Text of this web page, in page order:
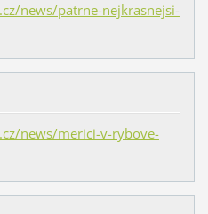
news/patrne-nejkrasnejsi-
news/merici-v-rybove-